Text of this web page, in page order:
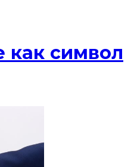
как символ